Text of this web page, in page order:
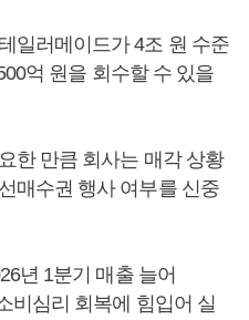
일러메이드가 4조 원 수준
억 원을 회수할 수 있을
한 만큼 회사는 매각 상황
매수권 행사 여부를 신중
년 1분기 매출 늘어
비심리 회복에 힘입어 실